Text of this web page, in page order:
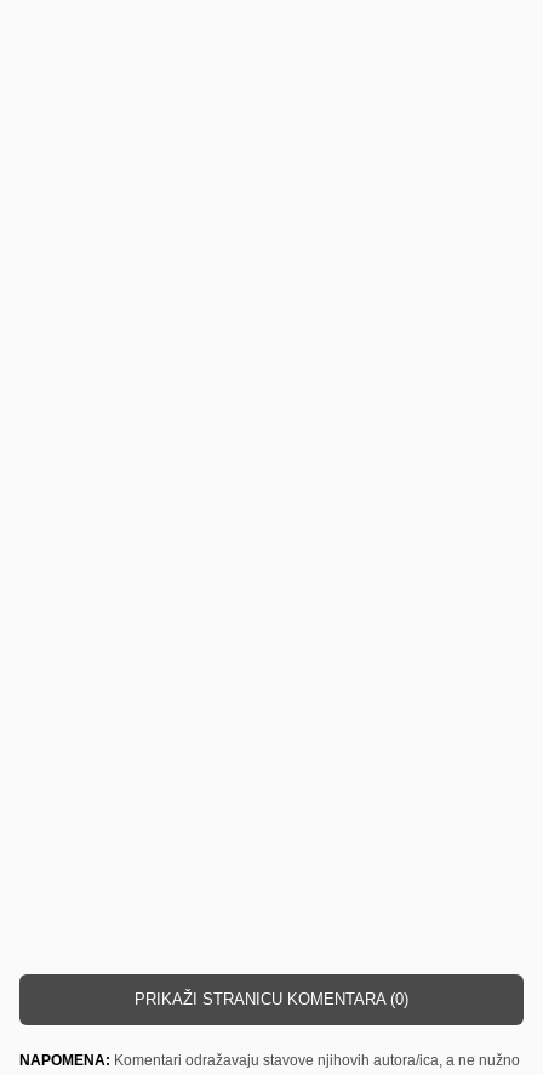
PRIKAŽI STRANICU KOMENTARA (0)
NAPOMENA: Komentari odražavaju stavove njihovih autora/ica, a ne nužno